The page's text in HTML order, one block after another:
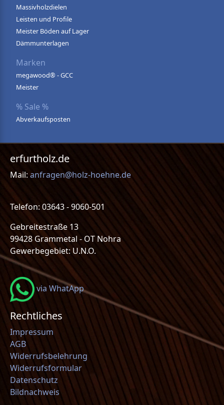
Massivholzdielen
Leisten und Profile
Meister Böden auf Lager
Dämmunterlagen
Marken
megawood® - GCC
Meister
% Sale %
Abverkaufsposten
erfurtholz.de
Mail: anfragen@holz-hoehne.de
Telefon: 03643 - 9060-501
Gebreitestraße 13
99428 Grammetal - OT Nohra
Gewerbegebiet: U.N.O.
via WhatApp
Rechtliches
Impressum
AGB
Widerrufsbelehrung
Widerrufsformular
Datenschutz
Bildnachweis